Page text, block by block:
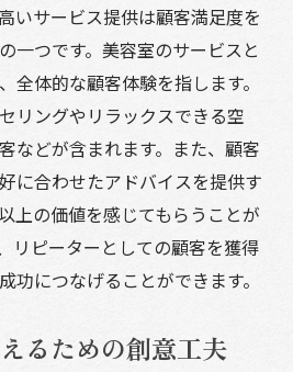
逃さないモニタリング
品の選び方と提案
実現する美容室のサービスの
サービス提供の心がけ
映するフィードバック制度
を高めるための継続的な改善
メニューの展開方法
協力体制の確立
いサービス提供は顧客満足度を
一つです。美容室のサービスと
全体的な顧客体験を指します。
リングやリラックスできる空
などが含まれます。また、顧客
に合わせたアドバイスを提供す
上の価値を感じてもらうことが
リピーターとしての顧客を獲得
功につなげることができます。
るための創意工夫